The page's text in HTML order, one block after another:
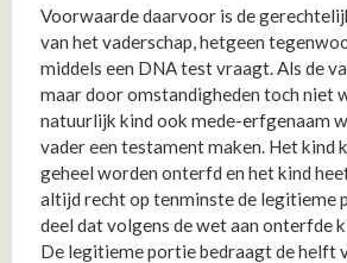
Voorwaarde daarvoor is de
van het vaderschap, hetgeen
middels een DNA test vraagt. Als de
maar door omstandigheden toch niet
natuurlijk kind ook mede-erfgenaam
vader een testament maken. Het kind
geheel worden onterfd en het kind
altijd recht op tenminste de legitieme
deel dat volgens de wet aan onterfde
De legitieme portie bedraagt de helft